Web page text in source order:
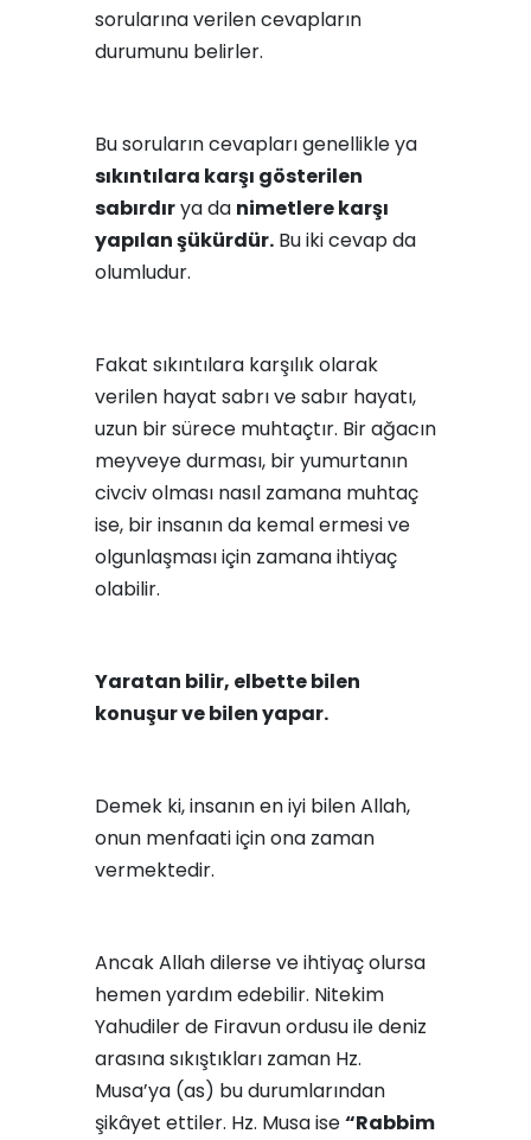
sorularına verilen cevapların
durumunu belirler.
Bu soruların cevapları genellikle ya
sıkıntılara karşı gösterilen
sabırdırya da nimetlere karşı
yapılan şükürdür. Bu iki cevap da
olumludur.
Fakat sıkıntılara karşılık olarak
verilen hayat sabrı ve sabır hayatı,
uzun bir sürece muhtaçtır. Bir ağacın
meyveye durması, bir yumurtanın
civciv olması nasıl zamana muhtaç
ise, bir insanın da kemal ermesi ve
olgunlaşması için zamana ihtiyaç
olabilir.
Yaratan bilir, elbette bilen
konuşur ve bilen yapar.
Demek ki, insanın en iyi bilen Allah,
onun menfaati için ona zaman
vermektedir.
Ancak Allah dilerse ve ihtiyaç olursa
hemen yardım edebilir. Nitekim
Yahudiler de Firavun ordusu ile deniz
arasına sıkıştıkları zaman Hz.
Musa’ya (as) bu durumlarından
şikâyet ettiler. Hz. Musa ise“Rabbim